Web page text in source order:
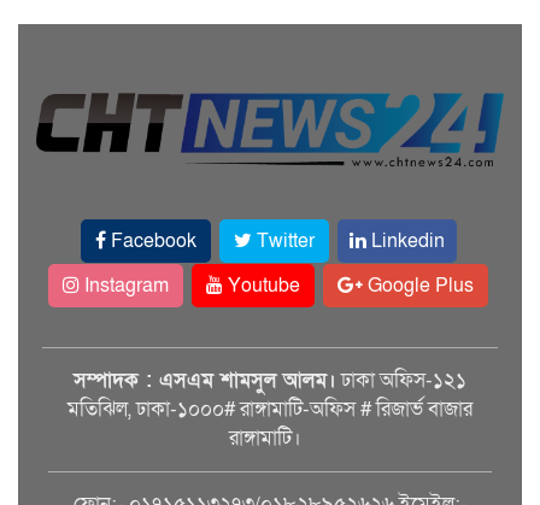
Facebook Twitter
Linkedin
Instagram
Youtube Google Plus
সম্পাদক : এসএম শামসুল আলম। ঢাকা অফিস-১২১
মতিঝিল, ঢাকা-১০০০# রাঙ্গামাটি-অফিস # রিজার্ভ বাজার
রাঙ্গামাটি।